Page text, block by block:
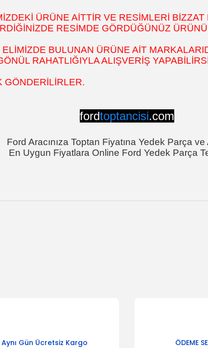
ÜRÜNE AİTTİR VE RESİMLERİ
RESİMDE GÖRDÜĞÜNÜZ
BULUNAN ÜRÜNE AİT
RAHATLIĞIYLA ALIŞVERİŞ
GÖNDERİLİRLER.
fordtoptancisi.com
Ford Aracınıza Toptan Fiyatına Yedek Parça
En Uygun Fiyatlara Online Ford Yedek Parça
konularda yetersiz gördüğünüz noktaları öneri formunu
Aynı Gün Ücretsiz Kargo ÖDEME